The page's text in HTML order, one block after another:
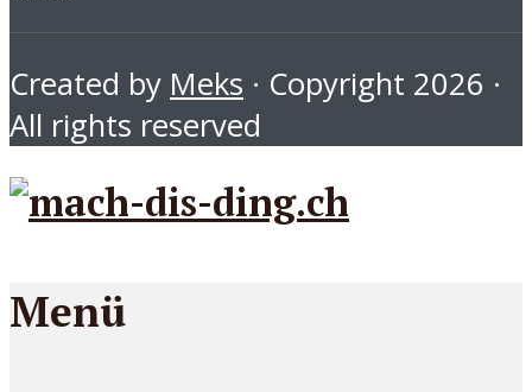
Created by Meks · Copyright 2026 ·
All rights reserved
Menü